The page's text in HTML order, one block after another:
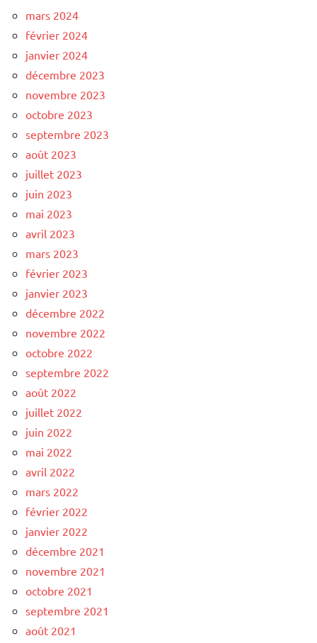
mars 2024
février 2024
janvier 2024
décembre 2023
novembre 2023
octobre 2023
septembre 2023
août 2023
juillet 2023
juin 2023
mai 2023
avril 2023
mars 2023
février 2023
janvier 2023
décembre 2022
novembre 2022
octobre 2022
septembre 2022
août 2022
juillet 2022
juin 2022
mai 2022
avril 2022
mars 2022
février 2022
janvier 2022
décembre 2021
novembre 2021
octobre 2021
septembre 2021
août 2021